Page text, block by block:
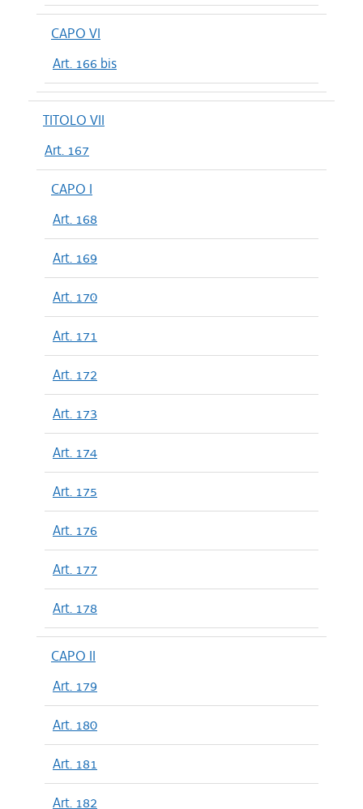
CAPO VI
Art. 166 bis
TITOLO VII
Art. 167
CAPO I
Art. 168
Art. 169
Art. 170
Art. 171
Art. 172
Art. 173
Art. 174
Art. 175
Art. 176
Art. 177
Art. 178
CAPO II
Art. 179
Art. 180
Art. 181
Art. 182